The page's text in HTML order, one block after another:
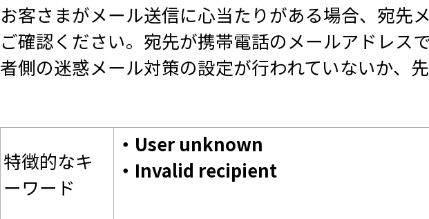
お客さまがメール送信に心当たりがある場合、宛先
ご確認ください。宛先が携帯電話のメールアドレス
者側の迷惑メール対策の設定が行われていないか、
特徴的なキ
ーワード
・User unknown
・Invalid recipient